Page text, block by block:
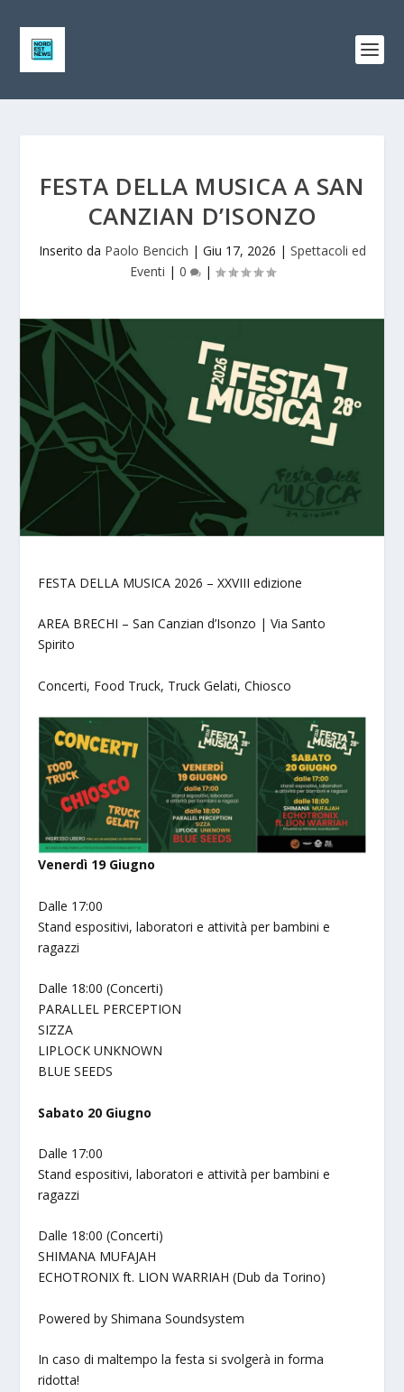
FESTA DELLA MUSICA A SAN
CANZIAN D’ISONZO
Inserito da Paolo Bencich | Giu 17, 2026 | Spettacoli ed
Eventi | 0 |
FESTA DELLA MUSICA 2026 – XXVIII edizione
AREA BRECHI – San Canzian d’Isonzo | Via Santo
Spirito
Concerti, Food Truck, Truck Gelati, Chiosco
Venerdì 19 Giugno
Dalle 17:00
Stand espositivi, laboratori e attività per bambini e
ragazzi
Dalle 18:00 (Concerti)
PARALLEL PERCEPTION
SIZZA
LIPLOCK UNKNOWN
BLUE SEEDS
Sabato 20 Giugno
Dalle 17:00
Stand espositivi, laboratori e attività per bambini e
ragazzi
Dalle 18:00 (Concerti)
SHIMANA MUFAJAH
ECHOTRONIX ft. LION WARRIAH (Dub da Torino)
Powered by Shimana Soundsystem
In caso di maltempo la festa si svolgerà in forma
ridotta!